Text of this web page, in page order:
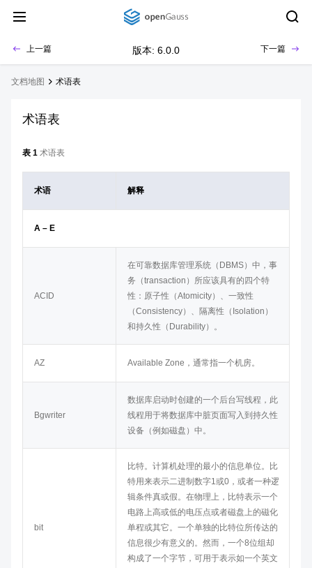
上一篇 版本: 6.0.0 下一篇
文档地图 术语表
术语表
表 1 术语表
术语 解释
A – E
ACID
在可靠数据库管理系统（DBMS）中，事
务（transaction）所应该具有的四个特
性：原子性（Atomicity）、一致性
（Consistency）、隔离性（Isolation）
和持久性（Durability）。
AZ Available Zone，通常指一个机房。
Bgwriter
数据库启动时创建的一个后台写线程，此
线程用于将数据库中脏页面写入到持久性
设备（例如磁盘）中。
bit
比特。计算机处理的最小的信息单位。比
特用来表示二进制数字1或0，或者一种逻
辑条件真或假。在物理上，比特表示一个
电路上高或低的电压点或者磁盘上的磁化
单程或其它。一个单独的比特位所传达的
信息很少有意义的。然而，一个8位组却
构成了一个字节，可用于表示如一个英文